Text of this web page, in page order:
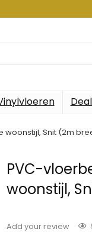
Snit (2m
PVC-
woonstijl,
Add your review